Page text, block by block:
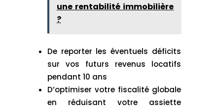
une rentabilité immobilière
?
De reporter les éventuels déficits
sur vos futurs revenus locatifs
pendant 10 ans
D’optimiser votre fiscalité globale
en réduisant votre assiette